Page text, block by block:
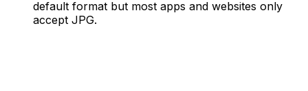
default format but most apps and websites only
accept JPG.